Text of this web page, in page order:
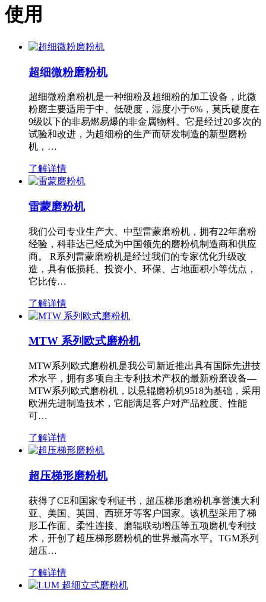
使用
超细微粉磨粉机
超细微粉磨粉机是一种细粉及超细粉的加工设备，此微
粉磨主要适用于中、低硬度，湿度小于6%，莫氏硬度在
9级以下的非易燃易爆的非金属物料。它是经过20多次的
试验和改进，为超细粉的生产而研发制造的新型磨粉
机，…
了解详情
雷蒙磨粉机
我们公司专业生产大、中型雷蒙磨粉机，拥有22年磨粉
经验，科菲达已经成为中国领先的磨粉机制造商和供应
商。 R系列雷蒙磨粉机是经过我们的专家优化升级改
造，具有低损耗、投资小、环保、占地面积小等优点，
它比传…
了解详情
MTW 系列欧式磨粉机
MTW系列欧式磨粉机是我公司新近推出具有国际先进技
术水平，拥有多项自主专利技术产权的最新粉磨设备—
MTW系列欧式磨粉机，以悬辊磨粉机9518为基础，采用
欧洲先进制造技术，它能满足客户对产品粒度、性能
可…
了解详情
超压梯形磨粉机
获得了CE和国家专利证书，超压梯形磨粉机享誉澳大利
亚、美国、英国、西班牙等客户国家。该机型采用了梯
形工作面、柔性连接、磨辊联动增压等五项磨机专利技
术，开创了超压梯形磨粉机的世界最高水平。TGM系列
超压…
了解详情